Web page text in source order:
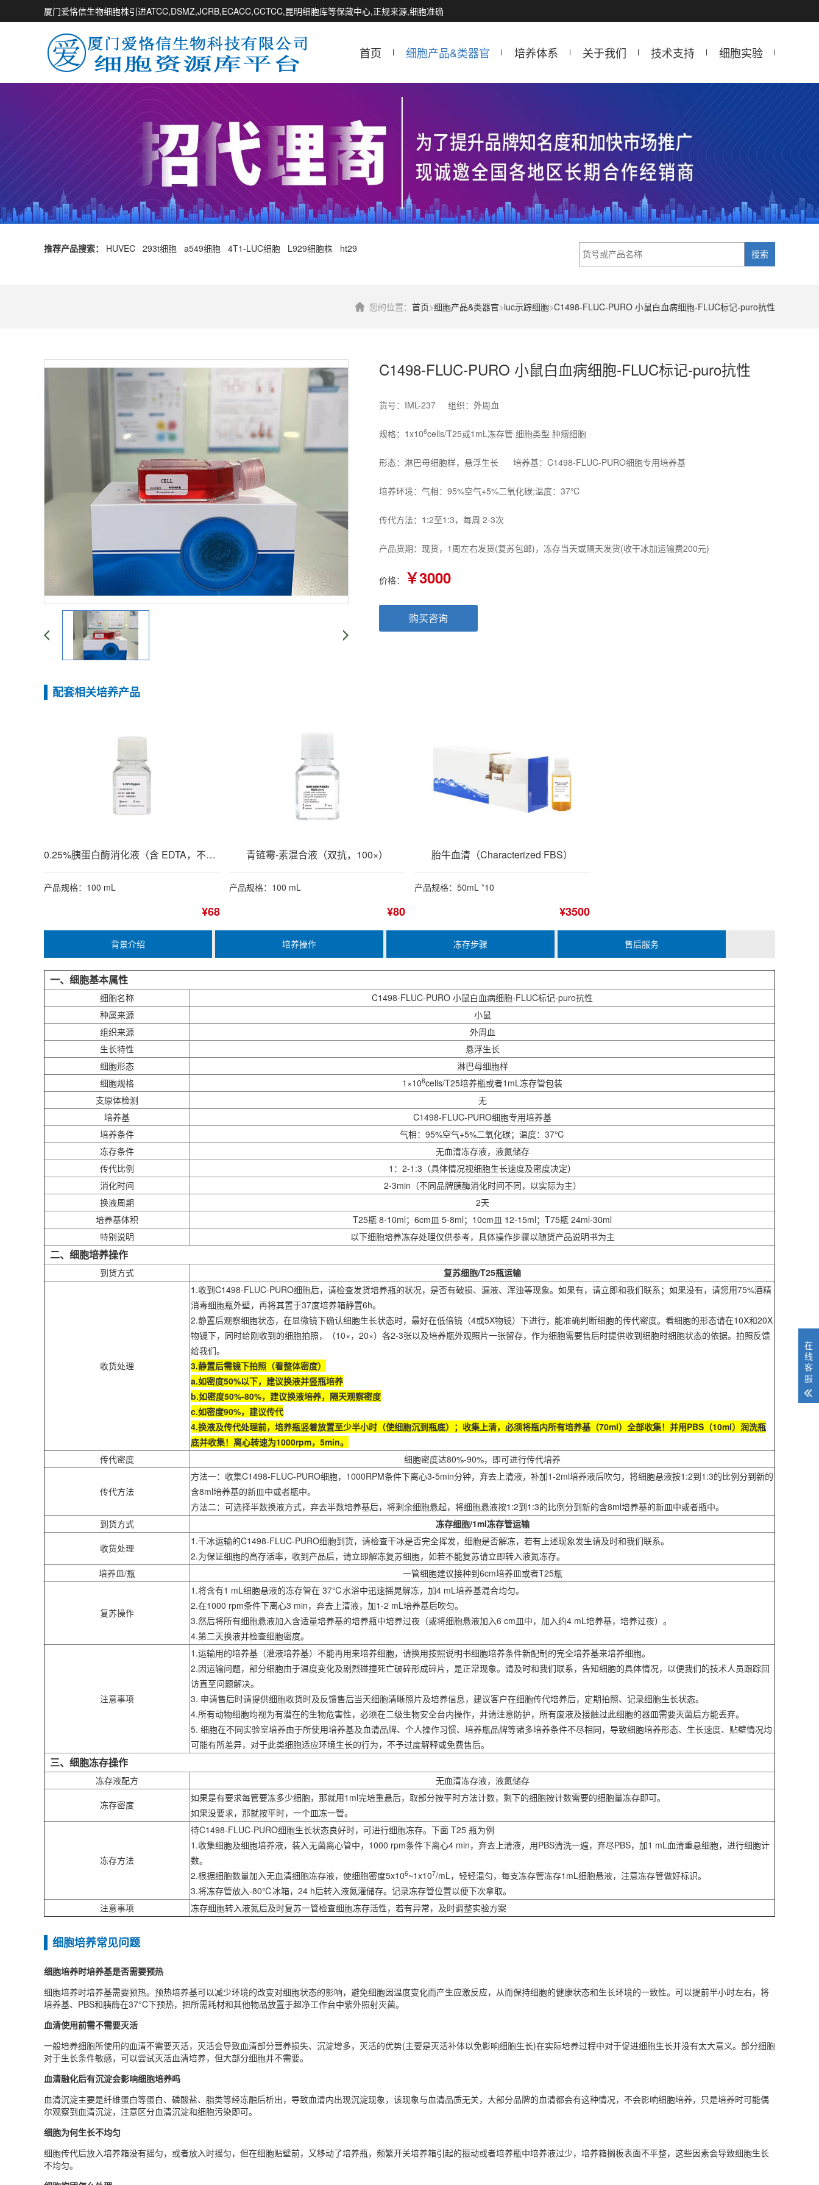
厦门爱恪信生物细胞株引进ATCC,DSMZ,JCRB,ECACC,CCTCC,昆明细胞库等保藏中心,正规来源,细胞准确
首页 细胞产品&类器官 培养体系 关于我们 技术支持 细胞实验
推荐产品搜索： HUVEC 293t细胞 a549细胞 4T1-LUC细胞 L929细胞株 ht29 搜索
您的位置： 首页>细胞产品&类器官>luc示踪细胞>C1498-FLUC-PURO 小鼠白血病细胞-FLUC标记-puro抗性
C1498-FLUC-PURO 小鼠白血病细胞-FLUC标记-puro抗性
货号：IML-237 组织：外周血
规格：1x106cells/T25或1mL冻存管 细胞类型 肿瘤细胞
形态：淋巴母细胞样，悬浮生长 培养基：C1498-FLUC-PURO细胞专用培养基
培养环境：气相：95%空气+5%二氧化碳;温度：37℃
传代方法：1:2至1:3，每周 2-3次
产品货期：现货，1周左右发货(复苏包邮)，冻存当天或隔天发货(收干冰加运输费200元)
价格： ￥3000
购买咨询
配套相关培养产品
0.25%胰蛋白酶消化液（含 EDTA，不含酚红）
产品规格：100 mL
¥68
青链霉-素混合液（双抗，100×）
产品规格：100 mL
¥80
胎牛血清（Characterized FBS）
产品规格：50mL *10
¥3500
背景介绍 培养操作 冻存步骤 售后服务
一、细胞基本属性
细胞名称 C1498-FLUC-PURO 小鼠白血病细胞-FLUC标记-puro抗性
种属来源
小鼠
组织来源
外周血
生长特性
悬浮生长
细胞形态
淋巴母细胞样
细胞规格
1×106cells/T25培养瓶或者1mL冻存管包装
支原体检测
无
培养基
C1498-FLUC-PURO细胞专用培养基
培养条件
气相：95%空气+5%二氧化碳；温度：37℃
冻存条件
无血清冻存液，液氮储存
传代比例
1：2-1:3（具体情况视细胞生长速度及密度决定）
消化时间
2-3min（不同品牌胰酶消化时间不同，以实际为主）
换液周期
2天
培养基体积
T25瓶 8-10ml；6cm皿 5-8ml；10cm皿 12-15ml；T75瓶 24ml-30ml
特别说明
以下细胞培养冻存处理仅供参考，具体操作步骤以随货产品说明书为主
二、细胞培养操作
到货方式 复苏细胞/T25瓶运输
收货处理
1.收到C1498-FLUC-PURO细胞后，请检查发货培养瓶的状况，是否有破损、漏液、浑浊等现象。如果有，请立即和我们联系；如果没有，请您用75%酒精
消毒细胞瓶外壁，再将其置于37度培养箱静置6h。
2.静置后观察细胞状态，在显微镜下确认细胞生长状态时，最好在低倍镜（4或5X物镜）下进行，能准确判断细胞的传代密度。看细胞的形态请在10X和20X
物镜下，同时给刚收到的细胞拍照，（10×，20×）各2-3张以及培养瓶外观照片一张留存，作为细胞需要售后时提供收到细胞时细胞状态的依据。拍照反馈
给我们。
3.静置后需镜下拍照（看整体密度）
a.如密度50%以下，建议换液并竖瓶培养
b.如密度50%-80%，建议换液培养，隔天观察密度
c.如密度90%，建议传代
4.换液及传代处理前，培养瓶竖着放置至少半小时（使细胞沉到瓶底）；收集上清，必须将瓶内所有培养基（70ml）全部收集！并用PBS（10ml）润洗瓶
底并收集！离心转速为1000rpm，5min。
传代密度
细胞密度达80%-90%，即可进行传代培养
传代方法
方法一：收集C1498-FLUC-PURO细胞，1000RPM条件下离心3-5min分钟，弃去上清液，补加1-2ml培养液后吹匀，将细胞悬液按1:2到1:3的比例分到新的
含8ml培养基的新皿中或者瓶中。
方法二：可选择半数换液方式，弃去半数培养基后，将剩余细胞悬起，将细胞悬液按1:2到1:3的比例分到新的含8ml培养基的新皿中或者瓶中。
到货方式
冻存细胞/1ml冻存管运输
收货处理
1.干冰运输的C1498-FLUC-PURO细胞到货，请检查干冰是否完全挥发，细胞是否解冻，若有上述现象发生请及时和我们联系。
2.为保证细胞的高存活率，收到产品后，请立即解冻复苏细胞，如若不能复苏请立即转入液氮冻存。
培养皿/瓶
一管细胞建议接种到6cm培养皿或者T25瓶
复苏操作
1.将含有1 mL细胞悬液的冻存管在 37℃水浴中迅速摇晃解冻，加4 mL培养基混合均匀。
2.在1000 rpm条件下离心3 min，弃去上清液，加1-2 mL培养基后吹匀。
3.然后将所有细胞悬液加入含适量培养基的培养瓶中培养过夜（或将细胞悬液加入6 cm皿中，加入约4 mL培养基，培养过夜）。
4.第二天换液并检查细胞密度。
注意事项
1.运输用的培养基（灌液培养基）不能再用来培养细胞，请换用按照说明书细胞培养条件新配制的完全培养基来培养细胞。
2.因运输问题，部分细胞由于温度变化及剧烈碰撞死亡破碎形成碎片，是正常现象。请及时和我们联系，告知细胞的具体情况，以便我们的技术人员跟踪回
访直至问题解决。
3. 申请售后时请提供细胞收货时及反馈售后当天细胞清晰照片及培养信息，建议客户在细胞传代培养后，定期拍照、记录细胞生长状态。
4.所有动物细胞均视为有潜在的生物危害性，必须在二级生物安全台内操作，并请注意防护，所有废液及接触过此细胞的器皿需要灭菌后方能丢弃。
5. 细胞在不同实验室培养由于所使用培养基及血清品牌、个人操作习惯、培养瓶品牌等诸多培养条件不尽相同，导致细胞培养形态、生长速度、贴壁情况均
可能有所差异，对于此类细胞适应环境生长的行为，不予过度解释或免费售后。
三、细胞冻存操作
冻存液配方
无血清冻存液，液氮储存
冻存密度
如果是有要求每管要冻多少细胞，那就用1ml完培重悬后，取部分按平时方法计数，剩下的细胞按计数需要的细胞量冻存即可。
如果没要求，那就按平时，一个皿冻一管。
冻存方法
待C1498-FLUC-PURO细胞生长状态良好时，可进行细胞冻存。下面 T25 瓶为例
1.收集细胞及细胞培养液，装入无菌离心管中，1000 rpm条件下离心4 min，弃去上清液，用PBS清洗一遍，弃尽PBS，加1 mL血清重悬细胞，进行细胞计
数。
2.根据细胞数量加入无血清细胞冻存液，使细胞密度5x106~1x107/mL，轻轻混匀，每支冻存管冻存1mL细胞悬液，注意冻存管做好标识。
3.将冻存管放入-80℃冰箱，24 h后转入液氮灌储存。记录冻存管位置以便下次拿取。
注意事项
冻存细胞转入液氮后及时复苏一管检查细胞冻存活性，若有异常，及时调整实验方案
细胞培养常见问题
细胞培养时培养基是否需要预热
细胞培养时培养基需要预热‌。预热培养基可以减少环境的改变对细胞状态的影响，避免细胞因温度变化而产生应激反应，从而保持细胞的健康状态和生长环境的一致性‌。可以提前半小时左右，将
培养基、PBS和胰酶在37°C下预热，把所需耗材和其他物品放置于超净工作台中紫外照射灭菌。
血清使用前需不需要灭活
一般培养细胞所使用的血清不需要灭活，灭活会导致血清部分营养损失、沉淀增多，灭活的优势(主要是灭活补体以免影响细胞生长)在实际培养过程中对于促进细胞生长并没有太大意义。部分细胞
对于生长条件敏感，可以尝试灭活血清培养，但大部分细胞并不需要。
血清融化后有沉淀会影响细胞培养吗
血清沉淀主要是纤维蛋白等蛋白、磷酸盐、脂类等经冻融后析出，导致血清内出现沉淀现象，该现象与血清品质无关，大部分品牌的血清都会有这种情况，不会影响细胞培养，只是培养时可能偶
尔观察到血清沉淀，注意区分血清沉淀和细胞污染即可。
细胞为何生长不均匀
细胞传代后放入培养箱没有摇匀，或者放入时摇匀，但在细胞贴壁前，又移动了培养瓶，频繁开关培养箱引起的振动或者培养瓶中培养液过少，培养箱搁板表面不平整，这些因素会导致细胞生长
不均匀。
在
线
客
服